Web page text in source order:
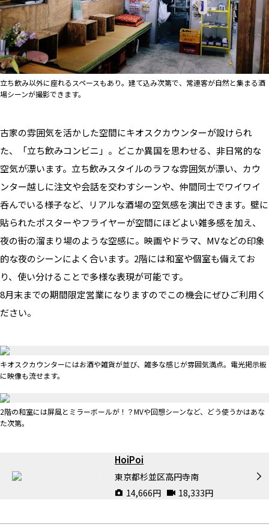
立ち飲み以外に座れるスペースもあり。建て込み次第で、常連客が自然と集まる酒
場シーンが撮影できます。
古家の雰囲気を活かした空間にキオスクカウンターが設けられ
た、「立ち飲みコンビニ」。どこか異国を思わせる、非日常的な
空気が漂います。立ち飲みスタイルのラフな雰囲気が漂い、カウ
ンター越しに注文や会話を交わすシーンや、仲間同士でワイワイ
呑んでいる様子など、リアルな酒場の空気感を演出できます。壁に
貼られたポスターやフライヤーが空間にほどよい雑多感を加え、
夜の街の溜まり場のような空感に。映画やドラマ、MVなどの印象
的な夜のシーンによく合います。 2階には和室や個室も備えてお
り、使い分けることで多様な表現が可能です。
8月末までの期間限定営業になりますのでこの機会にぜひご利用く
ださい。
キオスクカウンターにはお酒や雑貨が並び、雑多な感じが雰囲気満点。電光掲示板
に映像も流せます。
2階の和室には屏風とミラーボールが！？MVや回想シーンなど、どう使うかはあな
た次第。
HoiPoi
東京都杉並区高円寺南
14,666円 18,333円